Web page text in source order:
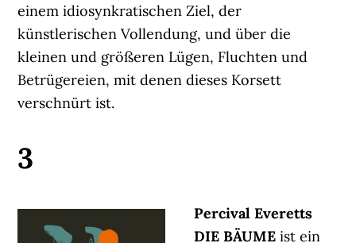
einem idiosynkratischen Ziel, der
künstlerischen Vollendung, und über die
kleinen und größeren Lügen, Fluchten und
Betrügereien, mit denen dieses Korsett
verschnürt ist.
3
Percival Everetts
DIE BÄUME ist ein